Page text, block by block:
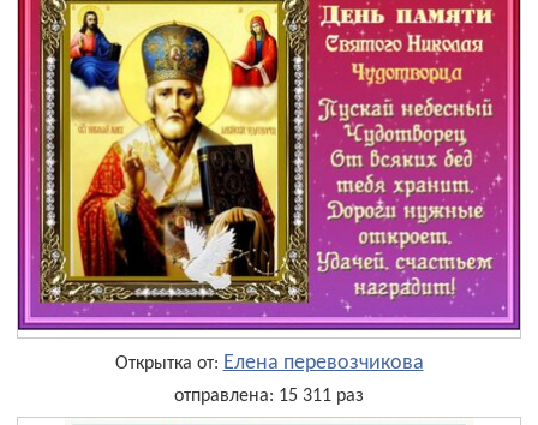
Открытка от: Елена перевозчикова
отправлена: 15 311 раз